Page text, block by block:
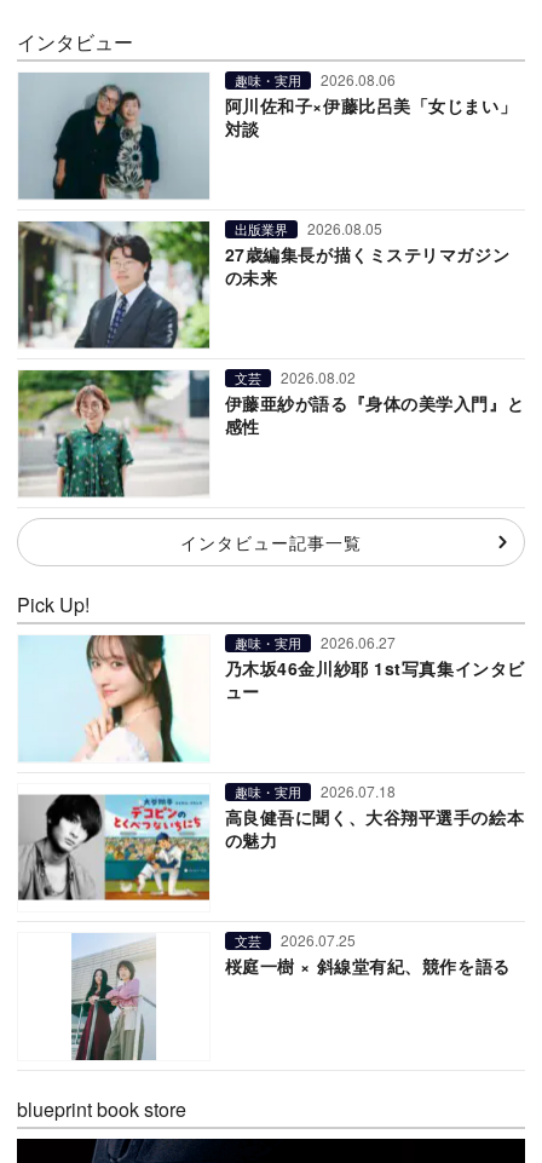
インタビュー
趣味・実用 2026.08.06
阿川佐和子×伊藤比呂美「女じまい」
対談
出版業界 2026.08.05
27歳編集長が描くミステリマガジン
の未来
文芸 2026.08.02
伊藤亜紗が語る『身体の美学入門』と
感性
インタビュー記事一覧
Pick Up!
趣味・実用 2026.06.27
乃木坂46金川紗耶 1st写真集インタビ
ュー
趣味・実用 2026.07.18
高良健吾に聞く、大谷翔平選手の絵本
の魅力
文芸 2026.07.25
桜庭一樹 × 斜線堂有紀、競作を語る
blueprint book store